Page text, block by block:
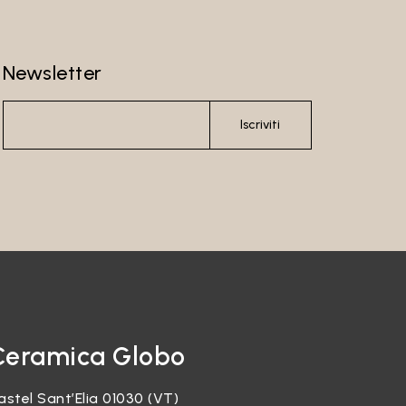
Newsletter
Iscriviti
Globo
Sant’Elia 01030 (VT)